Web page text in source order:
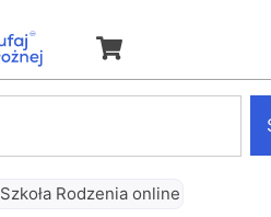
Szkoła Rodzenia online